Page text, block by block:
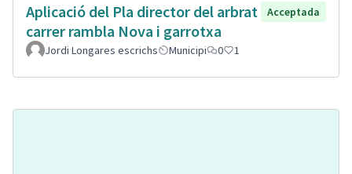
Aplicació del Pla director del arbrat
carrer rambla Nova i garrotxa
Acceptada
Jordi Longares escrichs Municipi 0 1